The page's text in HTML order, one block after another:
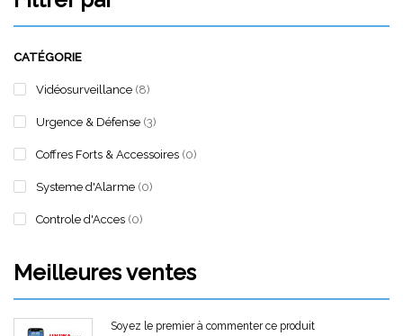
CATÉGORIE
Vidéosurveillance (8)
Urgence & Défense (3)
Coffres Forts & Accessoires (0)
Systeme d'Alarme (0)
Controle d'Acces (0)
Meilleures ventes
Soyez le premier à commenter ce produit